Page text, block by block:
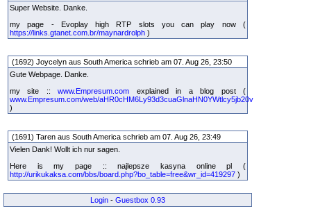
Super Website. Danke.
my page - Evoplay high RTP slots you can play now (
https://links.gtanet.com.br/maynardrolph )
(1692) Joycelyn aus South America schrieb am 07. Aug 26, 23:50
Gute Webpage. Danke.
my site ::www.Empresum.com explained in a blog post (
www.Empresum.com/web/aHR0cHM6Ly93d3cuaGlnaHN0YWtlcy5jb20v
)
(1691) Taren aus South America schrieb am 07. Aug 26, 23:49
Vielen Dank! Wollt ich nur sagen.
Here is my page :: najlepsze kasyna online pl (
http://urikukaksa.com/bbs/board.php?bo_table=free&wr_id=419297 )
Login - Guestbox 0.93